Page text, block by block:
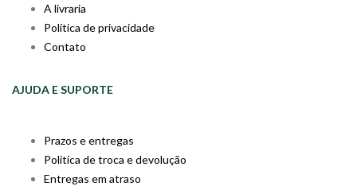
A livraria
Política de privacidade
Contato
AJUDA E SUPORTE
Prazos e entregas
Política de troca e devolução
Entregas em atraso